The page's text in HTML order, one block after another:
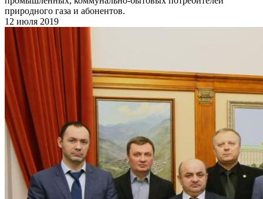
природного газа и абонентов.
12 июля 2019